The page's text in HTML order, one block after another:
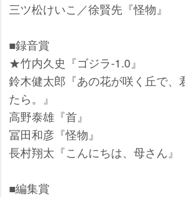
三ツ松けいこ／徐賢先『怪物』
■録音賞
★竹内久史『ゴジラ-1.0』
鈴木健太郎『あの花が咲く丘で、
たら。』
高野泰雄『首』
冨田和彦『怪物』
長村翔太『こんにちは、母さん』
■編集賞